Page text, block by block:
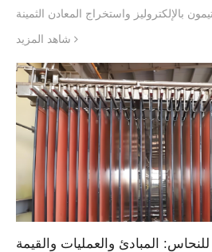
بالإلكتروليز واستخراج المعادن الثمينة
للنحاس: المبادئ والعمليات والقيمة